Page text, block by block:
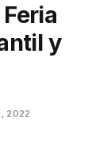
y
2022